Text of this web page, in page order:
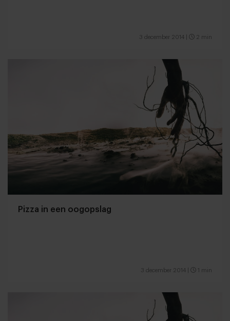
3 december 2014 2 min
Pizza in een oogopslag
3 december 2014 1 min